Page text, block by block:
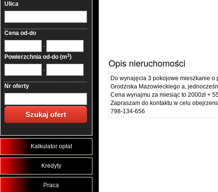
Ulica
Cena od-do
-
Powierzchnia od-do (m2)
-
Nr oferty
Kalkulator opłat
Kredyty
Praca
Opis nieruchomości
Do wynajęcia 3 pokojowe mieszkanie o
Grodziska Mazowieckiego a,
Cena wynajmu za miesiąc to 2000zł +
Zapraszam do kontaktu w celu
798-134-656